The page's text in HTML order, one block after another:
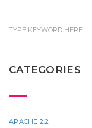
CATEGORIES
APACHE 2.2